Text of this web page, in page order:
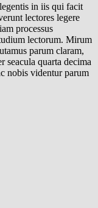
in iis qui facit
lectores legere
processus
lectorum. Mirum
parum claram,
seacula quarta decima
nobis videntur parum